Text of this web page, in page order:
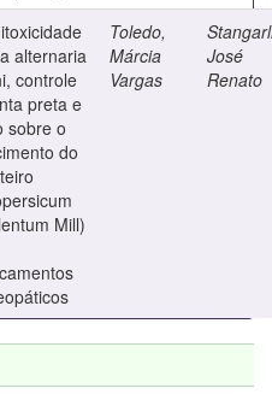
alternaria
controle
preta e
sobre o
do
Mill)
Toledo,
Márcia
Vargas
José
Renato